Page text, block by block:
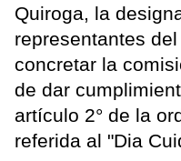
Quiroga, la
representantes
concretar la
de dar
artículo 2° de la
referida al "Dia